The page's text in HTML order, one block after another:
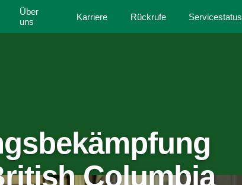
Über
uns
Karriere Rückrufe Servicestatus
Columbia